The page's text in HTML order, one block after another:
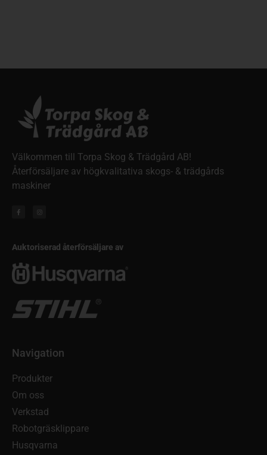
Välkommen till Torpa Skog & Trädgård AB!
Återförsäljare av högkvalitativa skogs- & trädgårds
maskiner
Auktoriserad återförsäljare av
Navigation
Produkter
Om oss
Verkstad
Robotgräsklippare
Husqvarna